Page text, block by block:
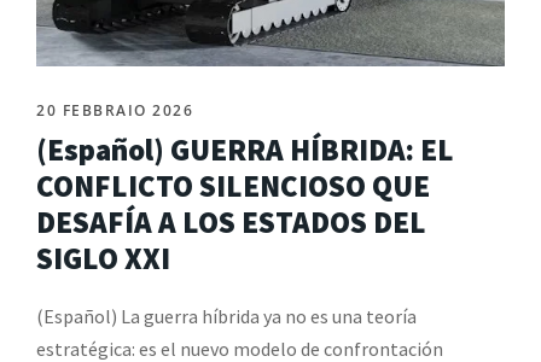
20 FEBBRAIO 2026
(Español) GUERRA HÍBRIDA: EL
CONFLICTO SILENCIOSO QUE
DESAFÍA A LOS ESTADOS DEL
SIGLO XXI
(Español) La guerra híbrida ya no es una teoría
estratégica: es el nuevo modelo de confrontación